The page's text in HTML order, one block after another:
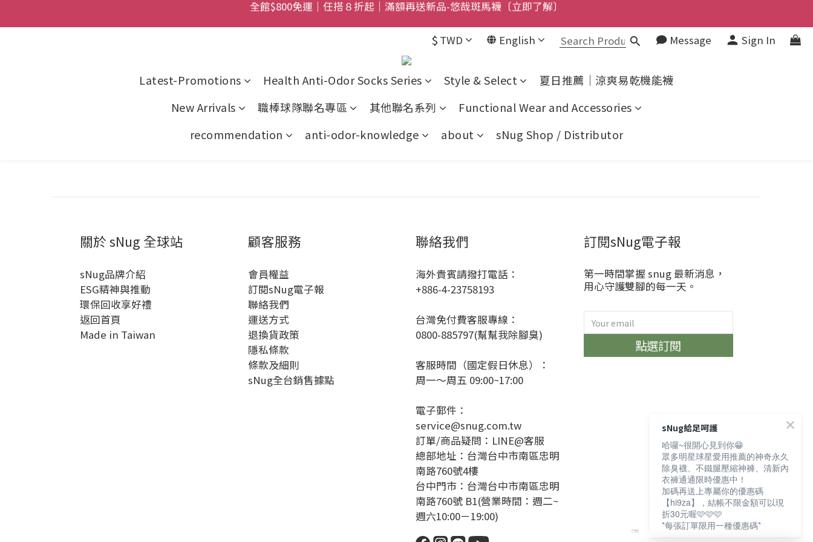
全館$800免運｜任搭８折起｜滿額再送新品-悠哉斑馬襪〔立即了解〕
情人節獻禮｜sNug愛心禮盒甜蜜登場！把舒適與心意一起送出〔馬上了解〕
父親節禮盒登場｜把舒適送進爸爸的每一天，日夜呵護一次備好〔馬上了解〕
全館$800免運｜任搭８折起｜滿額再送新品-悠哉斑馬襪〔立即了解〕
$ TWD English Message Sign In
Latest-Promotions Health Anti-Odor Socks Series Style & Select
夏日推薦｜涼爽易乾機能襪
New Arrivals
職棒球隊聯名專區 其他聯名系列
Functional Wear and Accessories
recommendation
anti-odor-knowledge about sNug Shop / Distributor
關於 sNug 全球站
sNug品牌介紹
ESG精神與推動
環保回收享好禮
返回首頁
Made in Taiwan
顧客服務
會員權益
訂閱sNug電子報
聯絡我們
運送方式
退換貨政策
隱私條款
條款及細則
sNug全台銷售據點
聯絡我們
海外貴賓請撥打電話：
+886-4-23758193
台灣免付費客服專線：
0800-885797(幫幫我除腳臭)
客服時間（國定假日休息）：
周一～周五 09:00~17:00
電子郵件：
service@snug.com.tw
訂單/商品疑問： LINE@客服
總部地址：台灣台中市南區忠明
南路760號4樓
台中門市：台灣台中市南區忠明
南路760號 B1(營業時間：週二~
週六10:00－19:00)
訂閱sNug電子報
第一時間掌握 snug 最新消息，
用心守護雙腳的每一天。
點選訂閱
sNug給足呵護
哈囉~很開心見到你😁
眾多明星球星愛用推薦的神奇永久
除臭襪、不鐵腿壓縮神褲、清新內
衣褲通通限時優惠中！
加碼再送上專屬你的優惠碼
【hi9za】，結帳不限金額可以現
折30元喔🩷🩷🩷
*每張訂單限用一種優惠碼*